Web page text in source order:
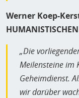
Werner Koep-
„Die
Meilensteine im
Geheimdienst.
wir darüber